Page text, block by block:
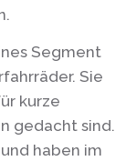
Segment
Sie
kurze
gedacht sind.
haben im